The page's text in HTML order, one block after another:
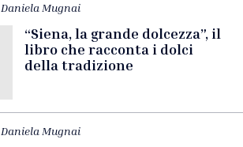
Daniela Mugnai
“Siena, la grande dolcezza”, il
libro che racconta i dolci
della tradizione
Daniela Mugnai